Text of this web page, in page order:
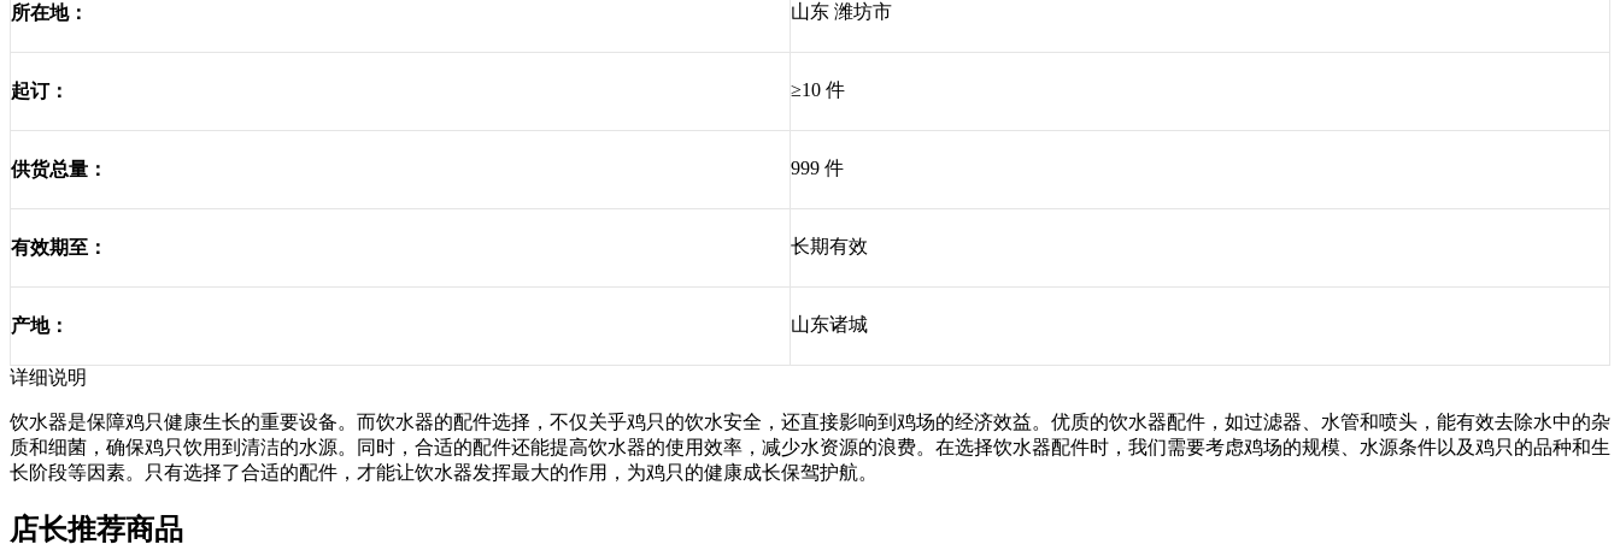
所在地： 山东 潍坊市
起订： ≥10 件
供货总量： 999 件
有效期至： 长期有效
产地： 山东诸城
详细说明
饮水器是保障鸡只健康生长的重要设备。而饮水器的配件选择，不仅关乎鸡只的饮水安全，还直接影响到鸡场的经济效益。优质的饮水器配件，如过滤器、水管和喷头，能有效去除水中的杂
质和细菌，确保鸡只饮用到清洁的水源。同时，合适的配件还能提高饮水器的使用效率，减少水资源的浪费。在选择饮水器配件时，我们需要考虑鸡场的规模、水源条件以及鸡只的品种和生
长阶段等因素。只有选择了合适的配件，才能让饮水器发挥最大的作用，为鸡只的健康成长保驾护航。
店长推荐商品